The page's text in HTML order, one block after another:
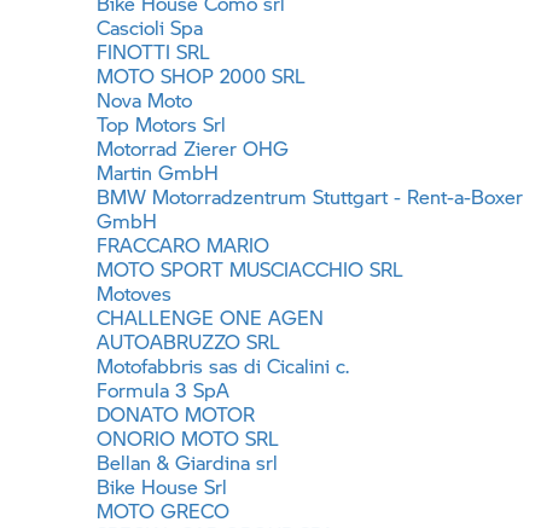
Cascioli Spa
FINOTTI SRL
MOTO SHOP 2000 SRL
Nova Moto
Top Motors Srl
Motorrad Zierer OHG
Martin GmbH
BMW Motorradzentrum Stuttgart - Rent-a-Boxer
GmbH
FRACCARO MARIO
MOTO SPORT MUSCIACCHIO SRL
Motoves
CHALLENGE ONE AGEN
AUTOABRUZZO SRL
Motofabbris sas di Cicalini c.
Formula 3 SpA
DONATO MOTOR
ONORIO MOTO SRL
Bellan & Giardina srl
Bike House Srl
MOTO GRECO